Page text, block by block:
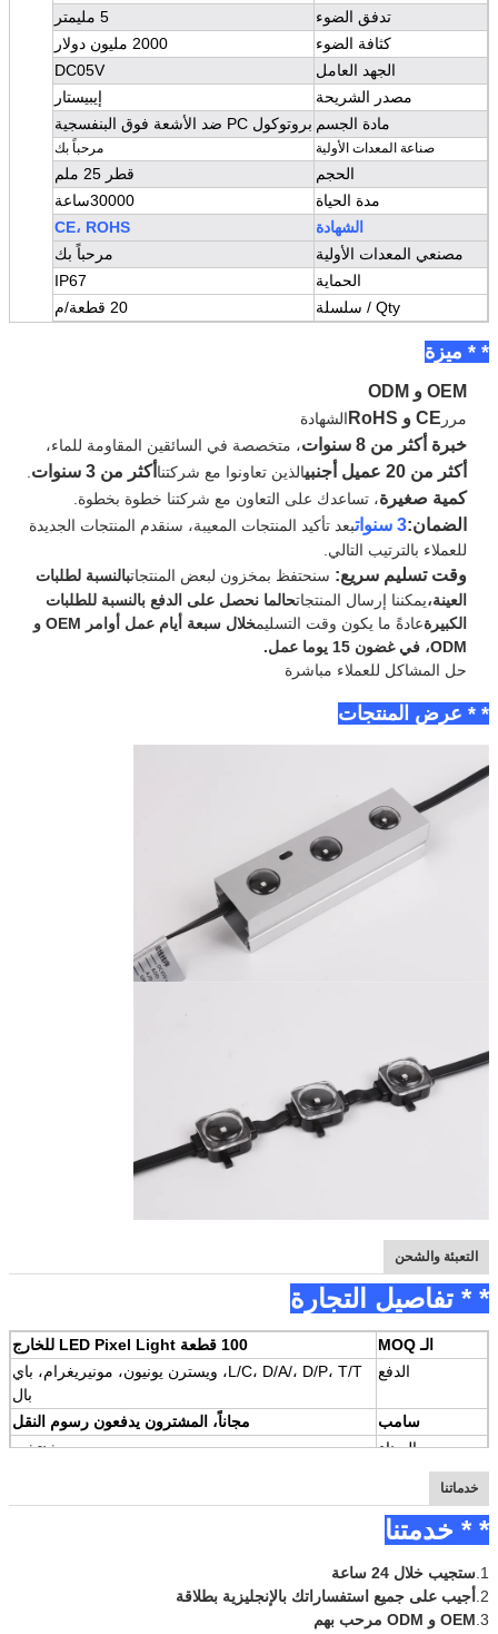
تدفق الضوء
5 مليمتر
كثافة الضوء
2000 مليون دولار
الجهد العامل
DC05V
مصدر الشريحة
إيبيستار
مادة الجسم بروتوكول PC ضد الأشعة فوق البنفسجية
صناعة المعدات الأولية مرحباً بك
الحجم
قطر 25 ملم
مدة الحياة
30000ساعة
الشهادة
CE، ROHS
مصنعي المعدات الأولية
مرحباً بك
الحماية
IP67
Qty / سلسلة
20 قطعة/م
* * ميزة
OEM و ODM
مرر CE و RoHS الشهادة
خبرة أكثر من 8 سنوات ، متخصصة في السائقين المقاومة للماء،
أكثر من 20 عميل أجنبي الذين تعاونوا مع شركتنا أكثر من 3 سنوات
كمية صغيرة، تساعدك على التعاون مع شركتنا خطوة بخطوة.
الضمان:3 سنوات
بعد تأكيد المنتجات المعيبة، سنقدم المنتجات الجديدة
للعملاء بالترتيب التالي.
وقت تسليم سريع: سنحتفظ بمخزون لبعض المنتجاتبالنسبة لطلبات
العينة،يمكننا إرسال المنتجاتحالما نحصل على الدفع بالنسبة للطلبات
الكبيرةعادةً ما يكون وقت التسليمخلال سبعة أيام عمل
أوامر OEM و
ODM، في غضون 15 يوما عمل.
حل المشاكل للعملاء مباشرة
* * عرض المنتجات
التعبئة والشحن
* * تفاصيل التجارة
الـ MOQ
100 قطعة LED Pixel Light للخارج
الدفع
L/C، D/A/، D/P، T/T، ويسترن يونيون، مونيريغرام، باي
بال
سامب
مجاناً، المشترون يدفعون رسوم النقل
الميناء
شنتشن
وقت التسليم
سنحتفظ بمخزون لبعض المنتجات
خدماتنا
* * خدمتنا
1. ستجيب خلال 24 ساعة
2. أجيب على جميع استفساراتك بالإنجليزية بطلاقة
3. OEM و ODM مرحب بهم